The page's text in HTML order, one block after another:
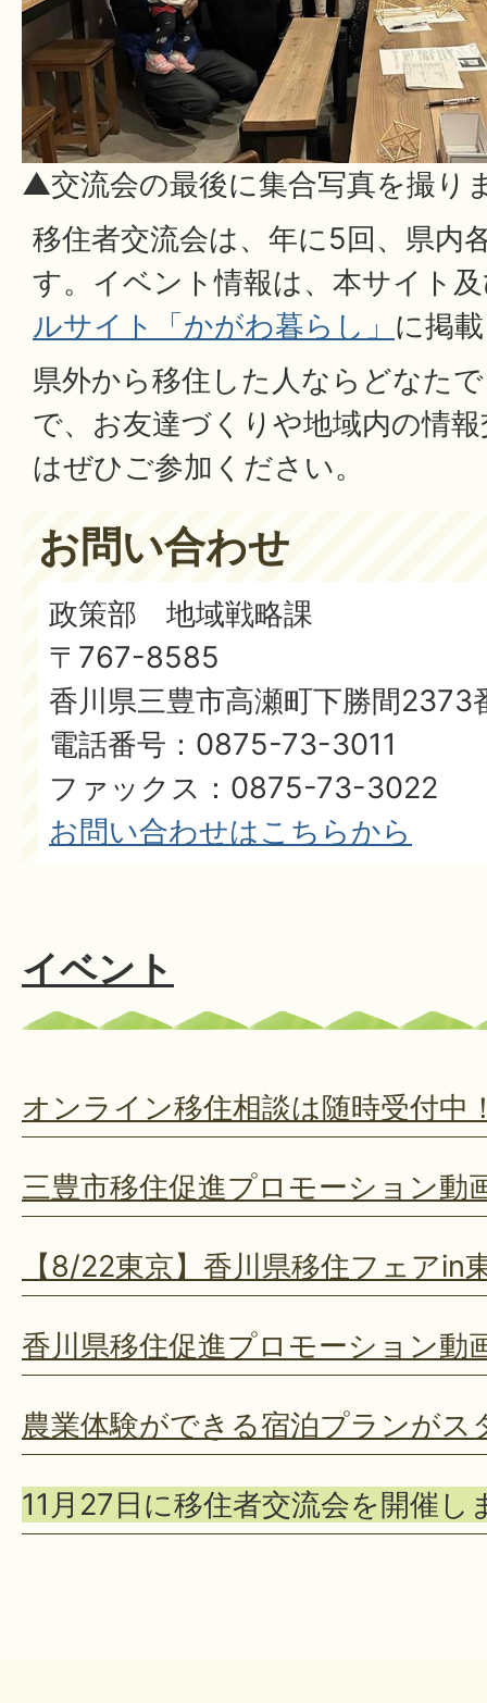
▲交流会の最後に集合写真を撮り
移住者交流会は、年に5回、県内
す。イベント情報は、本サイト
ルサイト「かがわ暮らし」 に掲
県外から移住した人ならどなた
で、お友達づくりや地域内の情
はぜひご参加ください。
お問い合わせ
政策部 地域戦略課
​​​​​​​〒767-8585
香川県三豊市高瀬町下勝間2373
電話番号：0875-73-3011
ファックス：0875-73-3022
お問い合わせはこちらから
イベント
オンライン移住相談は随時受付中
三豊市移住促進プロモーション動
【8/22東京】香川県移住フェアin
香川県移住促進プロモーション動
農業体験ができる宿泊プランがス
11月27日に移住者交流会を開催し